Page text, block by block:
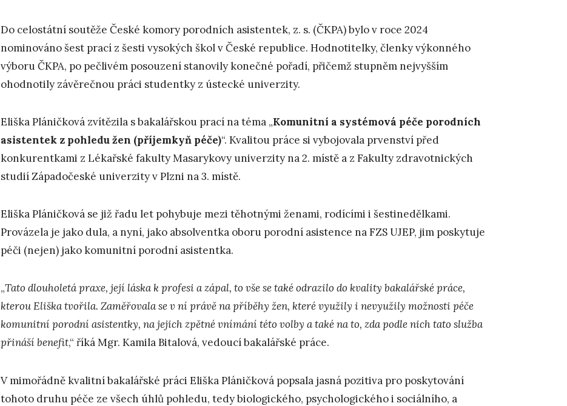
Do celostátní soutěže České komory porodních asistentek, z. s. (ČKPA) bylo v roce 2024
nominováno šest prací z šesti vysokých škol v České republice. Hodnotitelky, členky výkonného
výboru ČKPA, po pečlivém posouzení stanovily konečné pořadí, přičemž stupněm nejvyšším
ohodnotily závěrečnou práci studentky z ústecké univerzity.
Eliška Pláničková zvítězila s bakalářskou prací na téma „Komunitní a systémová péče porodních
asistentek z pohledu žen (příjemkyň péče)“. Kvalitou práce si vybojovala prvenství před
konkurentkami z Lékařské fakulty Masarykovy univerzity na 2. místě a z Fakulty zdravotnických
studií Západočeské univerzity v Plzni na 3. místě.
Eliška Pláničková se již řadu let pohybuje mezi těhotnými ženami, rodícími i šestinedělkami.
Provázela je jako dula, a nyní, jako absolventka oboru porodní asistence na FZS UJEP, jim poskytuje
péči (nejen) jako komunitní porodní asistentka.
„Tato dlouholetá praxe, její láska k profesi a zápal, to vše se také odrazilo do kvality bakalářské práce,
kterou Eliška tvořila. Zaměřovala se v ní právě na příběhy žen, které využily i nevyužily možnosti péče
komunitní porodní asistentky, na jejich zpětné vnímání této volby a také na to, zda podle nich tato služba
přináší benefit,“ říká Mgr. Kamila Bitalová, vedoucí bakalářské práce.
V mimořádně kvalitní bakalářské práci Eliška Pláničková popsala jasná pozitiva pro poskytování
tohoto druhu péče ze všech úhlů pohledu, tedy biologického, psychologického i sociálního, a